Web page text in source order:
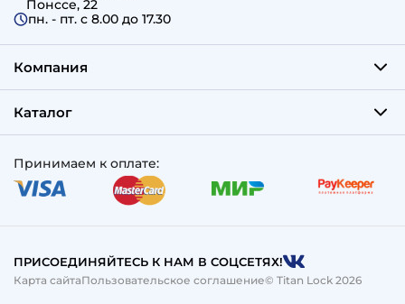
Понссе, 22
пн. - пт. c 8.00 до 17.30
Компания
Каталог
Принимаем к оплате:
ПРИСОЕДИНЯЙТЕСЬ К НАМ В СОЦСЕТЯХ!
Карта сайтаПользовательское соглашение© Titan Lock 2026